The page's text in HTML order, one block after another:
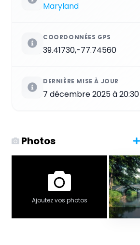
Maryland
COORDONNÉES GPS
39.41730,-77.74560
DERNIÈRE MISE À JOUR
7 décembre 2025 à 20:30
Photos
Ajoutez vos photos